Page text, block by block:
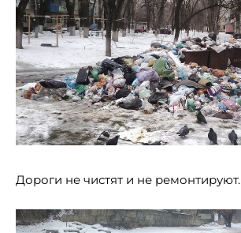
Дороги не чистят и не ремонтируют.